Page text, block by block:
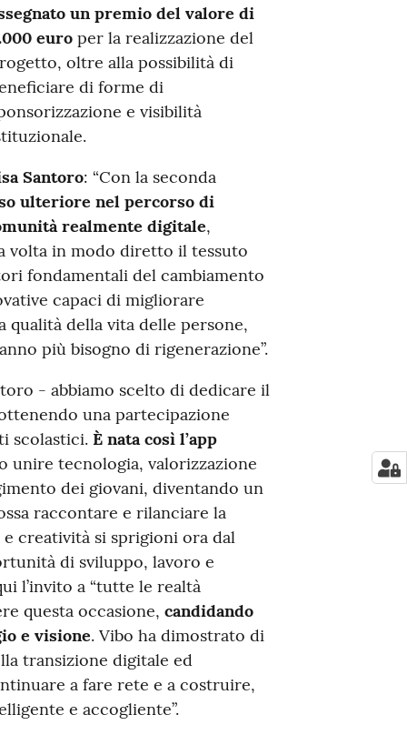
un premio del valore di
euro per la realizzazione del
oltre alla possibilità di
di forme di
e visibilità
Santoro: “Con la seconda
ulteriore nel percorso di
realmente digitale,
volta in modo diretto il tessuto
fondamentali del cambiamento
capaci di migliorare
qualità della vita delle persone,
più bisogno di rigenerazione”.
- abbiamo scelto di dedicare il
una partecipazione
scolastici. È nata così l’app
unire tecnologia, valorizzazione
dei giovani, diventando un
raccontare e rilanciare la
creatività si sprigioni ora dal
di sviluppo, lavoro e
l’invito a “tutte le realtà
questa occasione, candidando
e visione. Vibo ha dimostrato di
transizione digitale ed
a fare rete e a costruire,
e accogliente”.